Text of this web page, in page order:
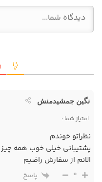
نگین جمشیدمنش
امتیاز شما :
نظراتو خوندم
پشتیبانی خیلی خوب همه
الانم از سفارش راضیم
0 پاسخ